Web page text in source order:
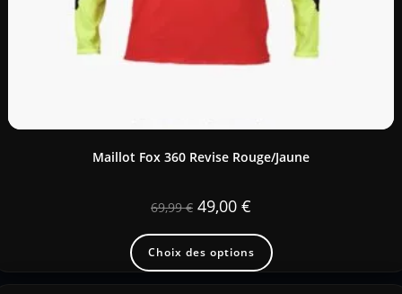
Maillot Fox 360 Revise Rouge/Jaune
69,99€ 49,00 €
Choix des options